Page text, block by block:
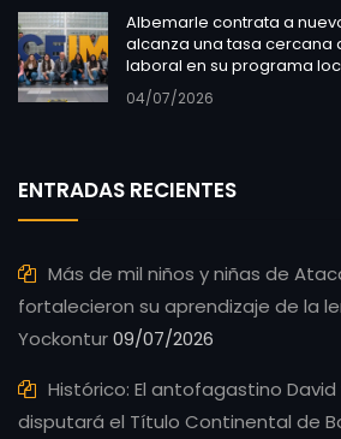
Albemarle contrata a
alcanza una tasa cercana
laboral en su programa
04/07/2026
ENTRADAS RECIENTES
Más de mil niños y niñas de
fortalecieron su aprendizaje de la
Yockontur09/07/2026
Histórico: El antofagastino David
disputará el Título Continental de